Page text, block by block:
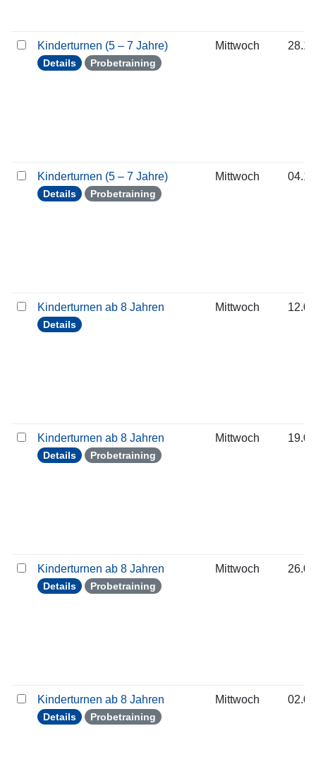
Kinderturnen (5 – 7 Jahre)
Details Probetraining
Mittwoch
Kinderturnen (5 – 7 Jahre)
Details Probetraining
Mittwoch
Kinderturnen ab 8 Jahren
Details
Mittwoch
Kinderturnen ab 8 Jahren
Details Probetraining
Mittwoch
Kinderturnen ab 8 Jahren
Details Probetraining
Mittwoch
Kinderturnen ab 8 Jahren
Details Probetraining
Mittwoch